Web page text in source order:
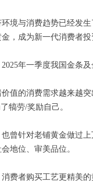
境与消费趋势已经发
，成为新一代消费者
年一季度我国金条
值的消费需求越来越
犒劳/奖励自己。
曾针对老铺黄金做过
地位、审美品位。
费者购买工艺更精美